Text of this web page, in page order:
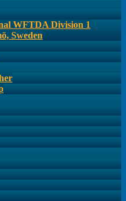
WFTDA Division 1
Sweden